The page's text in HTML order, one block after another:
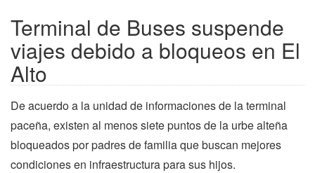
Terminal de Buses suspende
viajes debido a bloqueos en El
Alto
De acuerdo a la unidad de informaciones de la terminal
paceña, existen al menos siete puntos de la urbe alteña
bloqueados por padres de familia que buscan mejores
condiciones en infraestructura para sus hijos.